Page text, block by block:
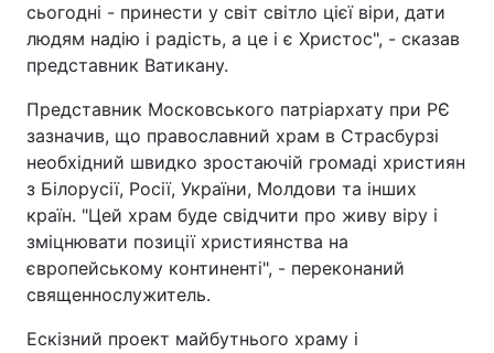
сьогодні - принести у світ світло цієї віри, дати
людям надію і радість, а це і є Христос", - сказав
представник Ватикану.
Представник Московського патріархату при РЄ
зазначив, що православний храм в Страсбурзі
необхідний швидко зростаючій громаді християн
з Білорусії, Росії, України, Молдови та інших
країн. "Цей храм буде свідчити про живу віру і
зміцнювати позиції християнства на
європейському континенті", - переконаний
священнослужитель.
Ескізний проект майбутнього храму і